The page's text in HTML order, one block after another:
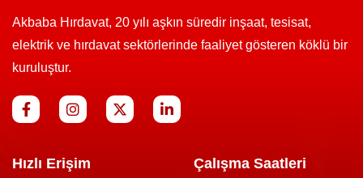
Akbaba Hırdavat, 20 yılı aşkın süredir inşaat, tesisat,
elektrik ve hırdavat sektörlerinde faaliyet gösteren köklü bir
kuruluştur.
Hızlı Erişim Çalışma Saatleri